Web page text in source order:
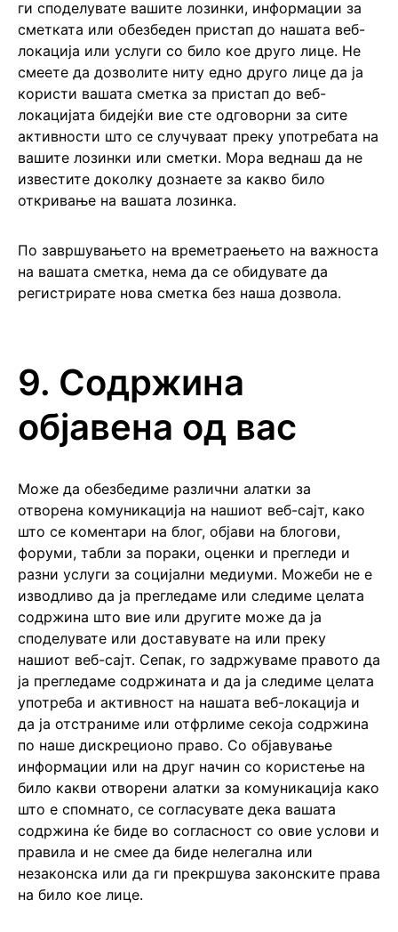
ги споделувате вашите лозинки, информации за
сметката или обезбеден пристап до нашата веб-
локација или услуги со било кое друго лице. Не
смеете да дозволите ниту едно друго лице да ја
користи вашата сметка за пристап до веб-
локацијата бидејќи вие сте одговорни за сите
активности што се случуваат преку употребата на
вашите лозинки или сметки. Мора веднаш да не
известите доколку дознаете за какво било
откривање на вашата лозинка.
По завршувањето на времетраењето на важноста
на вашата сметка, нема да се обидувате да
регистрирате нова сметка без наша дозвола.
9. Содржина
објавена од вас
Може да обезбедиме различни алатки за
отворена комуникација на нашиот веб-сајт, како
што се коментари на блог, објави на блогови,
форуми, табли за пораки, оценки и прегледи и
разни услуги за социјални медиуми. Можеби не е
изводливо да ја прегледаме или следиме целата
содржина што вие или другите може да ја
споделувате или доставувате на или преку
нашиот веб-сајт. Сепак, го задржуваме правото да
ја прегледаме содржината и да ја следиме целата
употреба и активност на нашата веб-локација и
да ја отстраниме или отфрлиме секоја содржина
по наше дискреционо право. Со објавување
информации или на друг начин со користење на
било какви отворени алатки за комуникација како
што е спомнато, се согласувате дека вашата
содржина ќе биде во согласност со овие услови и
правила и не смее да биде нелегална или
незаконска или да ги прекршува законските права
на било кое лице.